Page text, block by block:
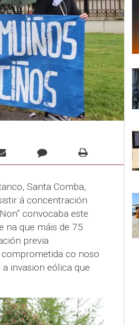
Santa Comba,
á concentración
convocaba este
na que máis de 75
previa
comprometida co noso
invasion eólica que